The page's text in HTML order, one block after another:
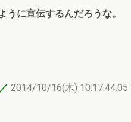
うに宣伝するんだろうな。
2014/10/16(木) 10:17:44.05